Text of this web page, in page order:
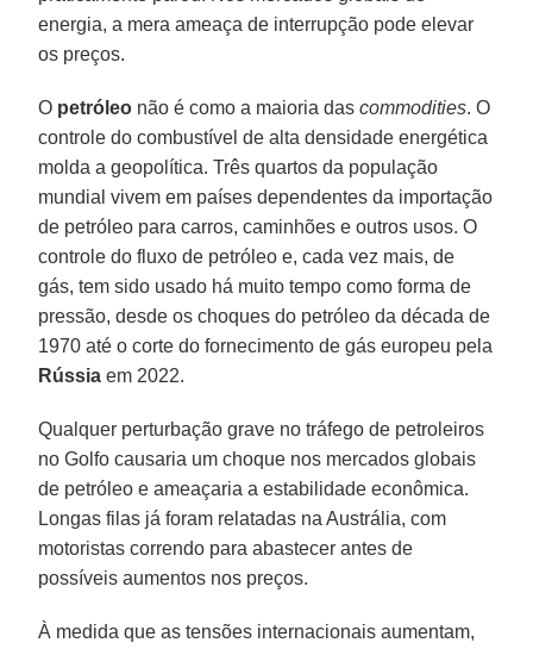
energia, a mera ameaça de interrupção pode elevar
os preços.
O petróleo não é como a maioria dascommodities. O
controle do combustível de alta densidade energética
molda a geopolítica. Três quartos da população
mundial vivem em países dependentes da importação
de petróleo para carros, caminhões e outros usos. O
controle do fluxo de petróleo e, cada vez mais, de
gás, tem sido usado há muito tempo como forma de
pressão, desde os choques do petróleo da década de
1970 até o corte do fornecimento de gás europeu pela
Rússia em 2022.
Qualquer perturbação grave no tráfego de petroleiros
no Golfo causaria um choque nos mercados globais
de petróleo e ameaçaria a estabilidade econômica.
Longas filas já foram relatadas na Austrália, com
motoristas correndo para abastecer antes de
possíveis aumentos nos preços.
À medida que as tensões internacionais aumentam,